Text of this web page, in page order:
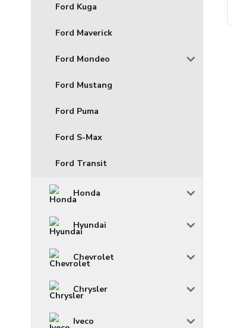
Ford Kuga
Ford Maverick
Ford Mondeo
Ford Mustang
Ford Puma
Ford S-Max
Ford Transit
Honda
Hyundai
Chevrolet
Chrysler
Iveco